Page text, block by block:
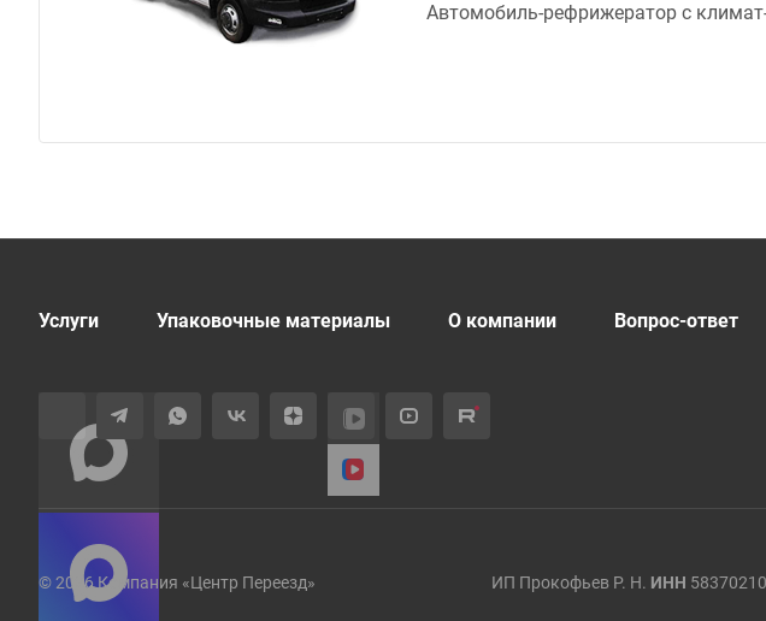
Автомобиль-рефрижератор c
Услуги Упаковочные материалы О компании Вопрос-ответ
© 2026 Компания «Центр Переезд» ИП Прокофьев Р. Н. ИНН